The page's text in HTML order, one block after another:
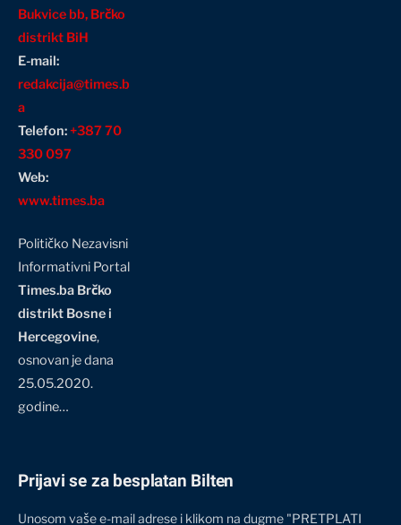
Bukvice bb, Brčko
distrikt BiH
E-mail:
redakcija@times.b
a
Telefon:+387 70
330 097
Web:
www.times.ba
Političko Nezavisni
Informativni Portal
Times.ba Brčko
distrikt Bosne i
Hercegovine,
osnovan je dana
25.05.2020.
godine…
Prijavi se za besplatan Bilten
Unosom vaše e-mail adrese i klikom na dugme "PRETPLATI